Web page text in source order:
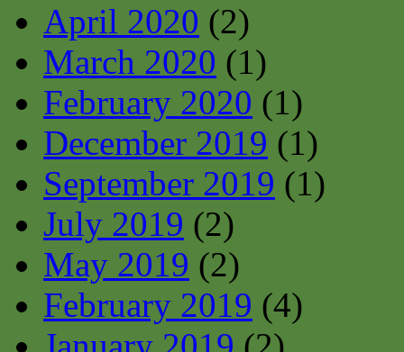
April 2020 (2)
March 2020 (1)
February 2020 (1)
December 2019 (1)
September 2019 (1)
July 2019 (2)
May 2019 (2)
February 2019 (4)